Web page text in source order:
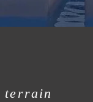
terrain